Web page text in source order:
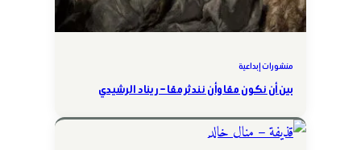
منشورات إبداعية
بين أن نكون معًا وأن نندثر معًا – ريناد الرشيدي